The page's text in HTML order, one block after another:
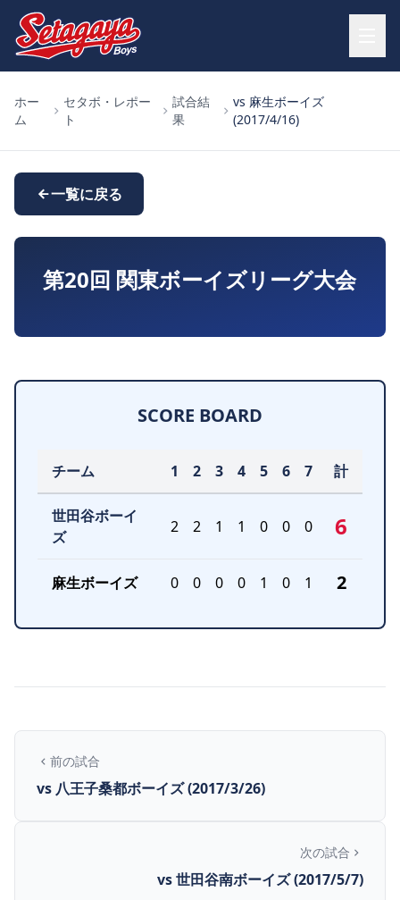
ホー
ム
セタボ・レポー
ト
試合結
果
vs 麻生ボーイズ
(2017/4/16)
一覧に戻る
第20回 関東ボーイズリーグ大会
SCORE BOARD
チーム 1 2 3 4 5 6 7 計
世田谷ボーイ
ズ
2 2 1 1 0 0 0 6
麻生ボーイズ 0 0 0 0 1 0 1 2
前の試合
vs 八王子桑都ボーイズ (2017/3/26)
次の試合
vs 世田谷南ボーイズ (2017/5/7)